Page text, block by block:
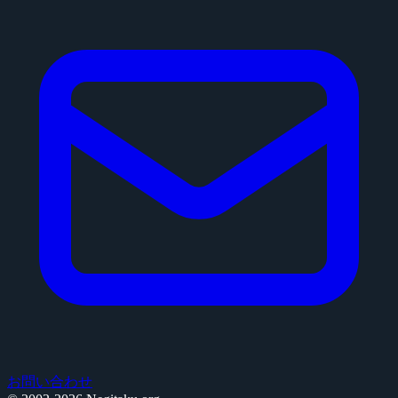
お問い合わせ